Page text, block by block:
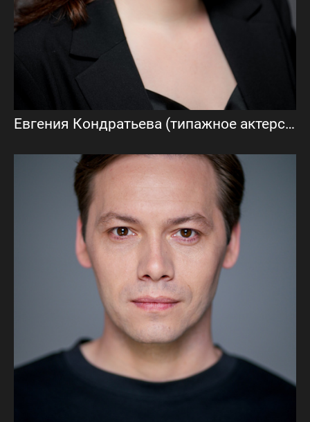
Евгения Кондратьева (типажное актерское портфолио)